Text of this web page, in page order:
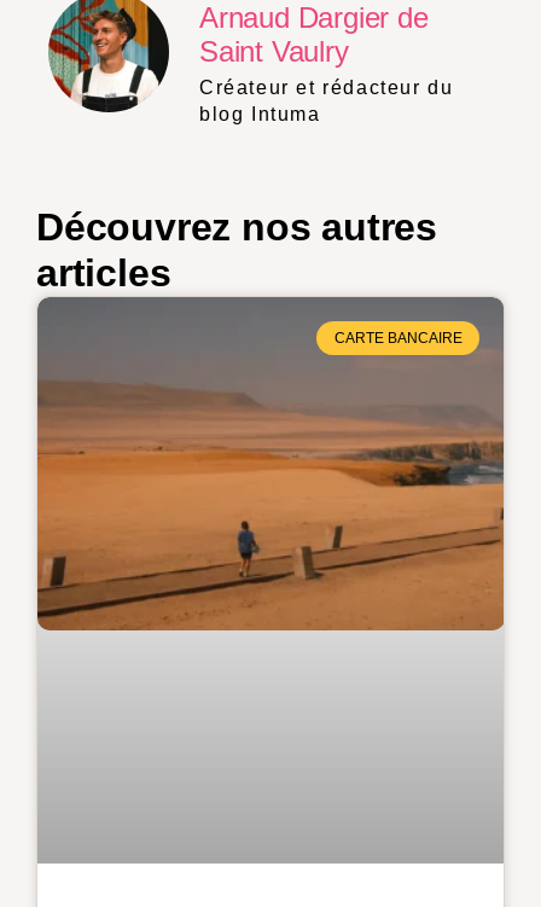
Arnaud Dargier de
Saint Vaulry
Créateur et rédacteur du
blog Intuma
Découvrez nos autres
articles
CARTE BANCAIRE